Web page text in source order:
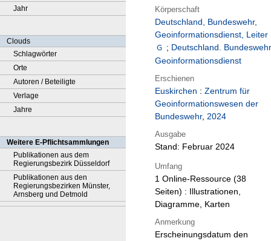
Jahr
Clouds
Schlagwörter
Orte
Autoren / Beteiligte
Verlage
Jahre
Weitere E-Pflichtsammlungen
Publikationen aus dem
Regierungsbezirk Düsseldorf
Publikationen aus den
Regierungsbezirken Münster,
Arnsberg und Detmold
Körperschaft
Deutschland, Bundeswehr,
Geoinformationsdienst, Leiter
; Deutschland.
Geoinformationsdienst
Erschienen
Euskirchen : Zentrum für
Geoinformationswesen der
Bundeswehr, 2024
Ausgabe
Stand: Februar 2024
Umfang
1 Online-Ressource (38
Seiten) : Illustrationen,
Diagramme, Karten
Anmerkung
Erscheinungsdatum den